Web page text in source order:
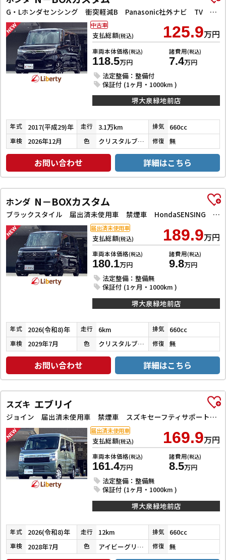
G・Lホンダセンシング 衝突軽減B Panasonic社外ナビ TV Bカメラ ビルドインETC アダプティブクルーズコントロール 左パワースライドドア LEDヘッドライト フォグライト スマートキー プッシュスタート
支払総額(税込) 125.9万円
車両本体価格(税込)
118.5万円
諸費用(税込)
7.4万円
法定整備：整備付
保証付 (1ヶ月・1000km )
中古車
堺大泉緑地前店
年式 2017(平成29)年 走行 3.1万km 排気 660cc
車検 2026年12月 色 クリスタルブラックパール 修復 無
お問い合わせ 詳細はこちら
ホンダ N－BOXカスタム
ブラックスタイル 届出済未使用車 禁煙車 HondaSENSING 両側自動ドア アダプティブクルーズコントロール 電子パーキング 前席シートヒーター LEDヘッドライト スマートキー プッシュスタート 純正アルミ
支払総額(税込) 189.9万円
車両本体価格(税込)
180.1万円
諸費用(税込)
9.8万円
法定整備：整備無
保証付 (1ヶ月・1000km )
届出済未使用車
堺大泉緑地前店
年式 2026(令和8)年 走行 6km 排気 660cc
車検 2029年7月 色 クリスタルブラックパール 修復 無
お問い合わせ 詳細はこちら
スズキ エブリイ
ジョイン 届出済未使用車 禁煙車 スズキセーフティサポート LEDヘッドライト 両側スライドドア スマートキー プッシュスタート 障害物センサー 運転席シートヒーター 電動格納ミラー
支払総額(税込) 169.9万円
車両本体価格(税込)
161.4万円
諸費用(税込)
8.5万円
法定整備：整備無
保証付 (1ヶ月・1000km )
届出済未使用車
堺大泉緑地前店
年式 2026(令和8)年 走行 12km 排気 660cc
車検 2028年7月 色 アイビーグリーンメタリック 修復 無